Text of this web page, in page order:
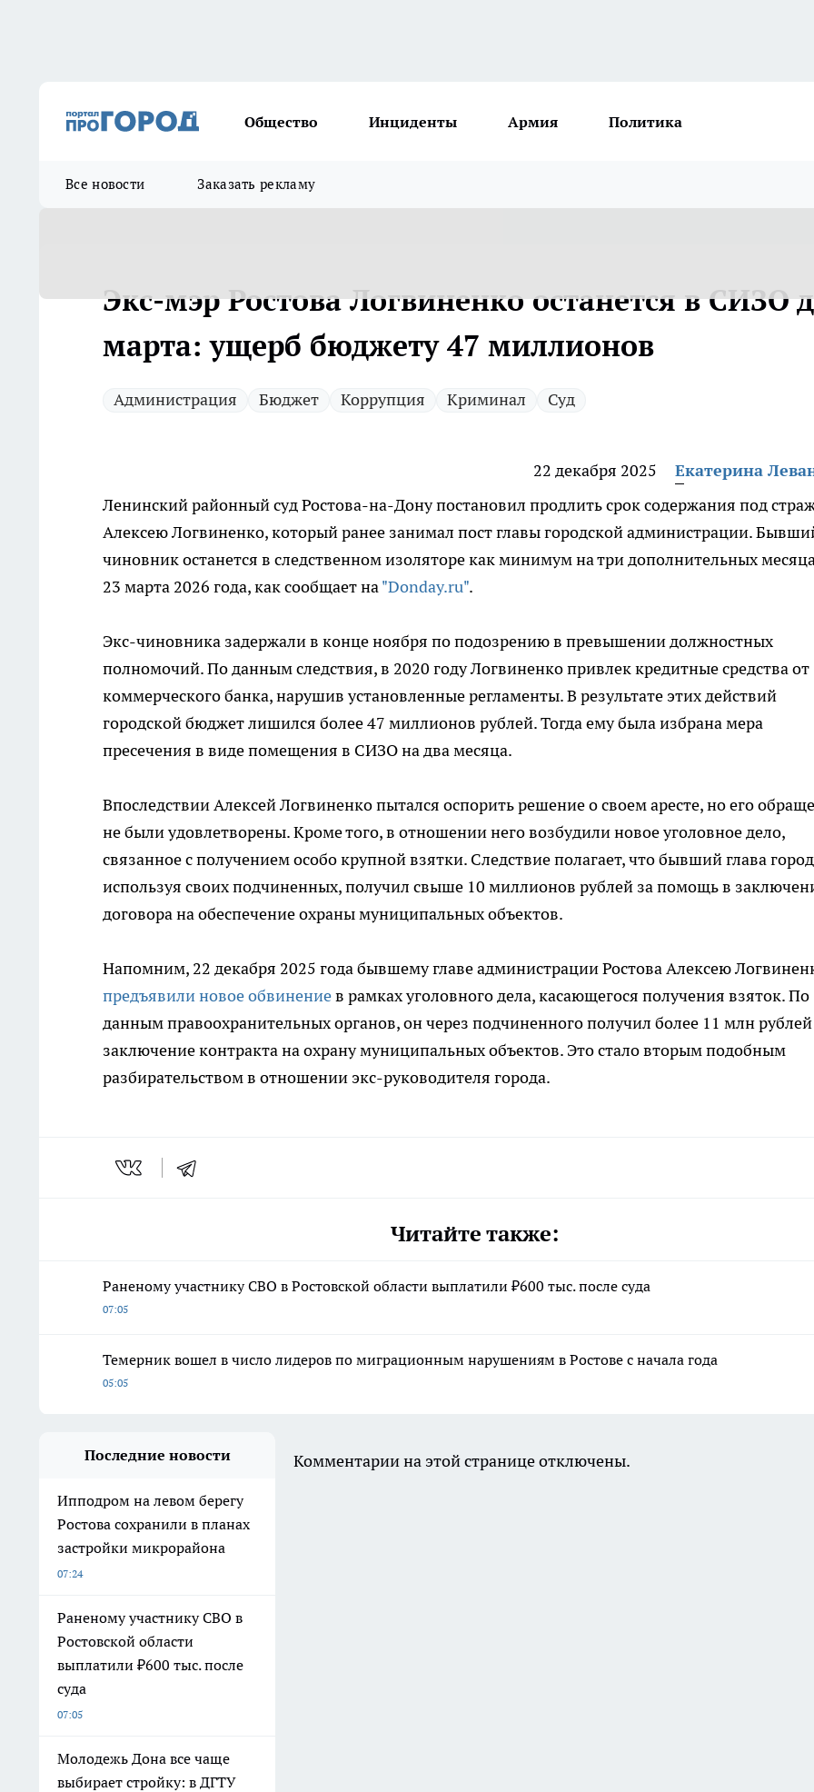
Общество Инциденты Армия Политика
Все новости Заказать рекламу
Экс-мэр Ростова Логвиненко останется в СИЗО
марта: ущерб бюджету 47 миллионов
Администрация Бюджет Коррупция Криминал Суд
22 декабря 2025
Екатерина
Ленинский районный суд Ростова-на-Дону постановил продлить срок содержания под
Алексею Логвиненко, который ранее занимал пост главы городской администрации.
чиновник останется в следственном изоляторе как минимум на три дополнительных
23 марта 2026 года, как сообщает на"Donday.ru".
Экс-чиновника задержали в конце ноября по подозрению в превышении должностных
полномочий. По данным следствия, в 2020 году Логвиненко привлек кредитные средства от
коммерческого банка, нарушив установленные регламенты. В результате этих действий
городской бюджет лишился более 47 миллионов рублей. Тогда ему была избрана мера
пресечения в виде помещения в СИЗО на два месяца.
Впоследствии Алексей Логвиненко пытался оспорить решение о своем аресте, но его
не были удовлетворены. Кроме того, в отношении него возбудили новое уголовное дело,
связанное с получением особо крупной взятки. Следствие полагает, что бывший глава
используя своих подчиненных, получил свыше 10 миллионов рублей за помощь в
договора на обеспечение охраны муниципальных объектов.
Напомним, 22 декабря 2025 года бывшему главе администрации Ростова Алексею
предъявили новое обвинениев рамках уголовного дела, касающегося получения взяток. По
данным правоохранительных органов, он через подчиненного получил более 11 млн рублей
заключение контракта на охрану муниципальных объектов. Это стало вторым подобным
разбирательством в отношении экс-руководителя города.
Читайте также:
Раненому участнику СВО в Ростовской области выплатили ₽600 тыс. после суда
07:05
Темерник вошел в число лидеров по миграционным нарушениям в Ростове с начала года
05:05
Последние новости
Ипподром на левом берегу
Ростова сохранили в планах
застройки микрорайона
07:24
Раненому участнику СВО в
Ростовской области
выплатили ₽600 тыс. после
суда
07:05
Молодежь Дона все чаще
выбирает стройку: в ДГТУ
Комментарии на этой странице отключены.